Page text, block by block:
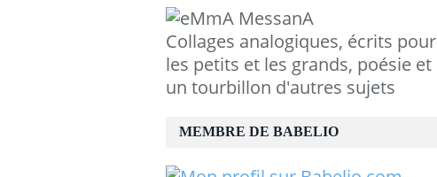
Collages analogiques, écrits pour
les petits et les grands, poésie et
un tourbillon d'autres sujets
MEMBRE DE BABELIO